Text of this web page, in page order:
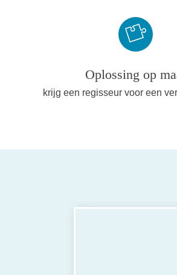
Oplossing op
krijg een regisseur voor een